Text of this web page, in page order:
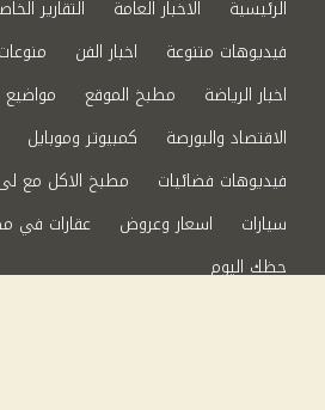
الرئيسية الاخبار العامة التقارير
فيديوهات متنوعة
اخبار الفن
اخبار الرياضة
مطبخ الموقع
الاقتصاد والبورصة
كمبيوتر وموبايل
فيديوهات فضائيات
مطبخ الاكل مع
سيارات
اسعار وعروض عقارات في
حظك اليوم